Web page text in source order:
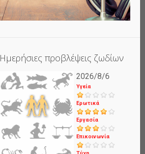
Ημερήσιες προβλέψεις ζωδίων
2026/8/6
Υγεία
Ερωτικά
Εργασία
Επικοινωνία